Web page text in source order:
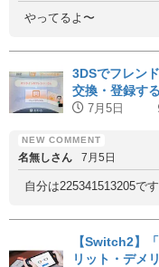
やってるよ〜
3DSでフレン
交換・登録す
7月5日
名無しさん 7月5日
自分は225341513205です
【Switch2】
リット・デメ